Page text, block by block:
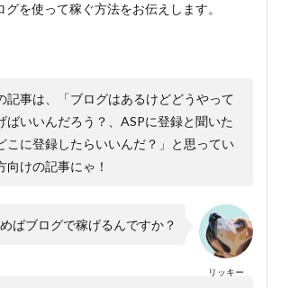
を使って稼ぐ方法をお伝えします。
記事は、「ブログはあるけどどうやって
ばいいんだろう？、ASPに登録と聞いた
こに登録したらいいんだ？」と思ってい
向けの記事にゃ！
リッキー
ばブログで稼げるんですか？